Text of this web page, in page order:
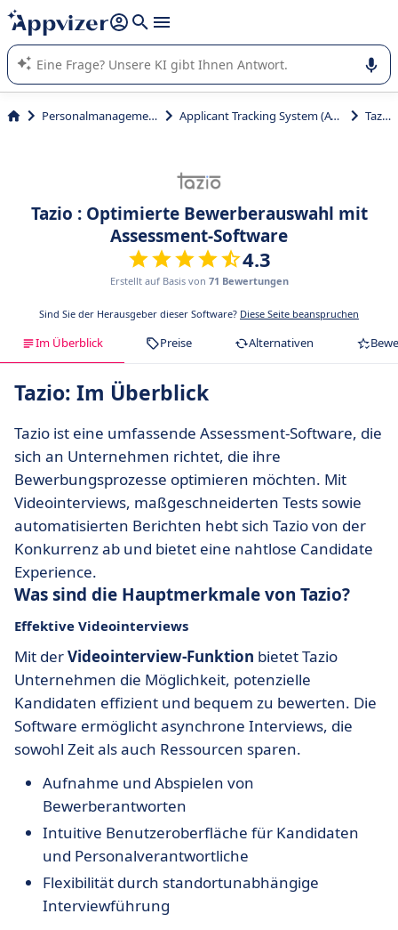
beantworten (mehrere Zeilen mit
Die KI von Appvizer führt Sie bei der Nutzung oder Auswahl
von SaaS-Software in Unternehmen.
Personalmanagement Applicant Tracking System (ATS) Tazio
Tazio : Optimierte Bewerberauswahl mit
Assessment-Software
4.3
Erstellt auf Basis von 71 Bewertungen
Sind Sie der Herausgeber dieser Software? Diese Seite beanspruchen
Im Überblick Preise Alternativen
Tazio: Im Überblick
Tazio ist eine umfassende Assessment-Software, die
sich an Unternehmen richtet, die ihre
Bewerbungsprozesse optimieren möchten. Mit
Videointerviews, maßgeschneiderten Tests sowie
automatisierten Berichten hebt sich Tazio von der
Konkurrenz ab und bietet eine nahtlose Candidate
Experience.
Was sind die Hauptmerkmale von Tazio?
Effektive Videointerviews
Mit derVideointerview-Funktion bietet Tazio
Unternehmen die Möglichkeit, potenzielle
Kandidaten effizient und bequem zu bewerten. Die
Software ermöglicht asynchrone Interviews, die
sowohl Zeit als auch Ressourcen sparen.
Aufnahme und Abspielen von
Bewerberantworten
Intuitive Benutzeroberfläche für Kandidaten
und Personalverantwortliche
Flexibilität durch standortunabhängige
Interviewführung